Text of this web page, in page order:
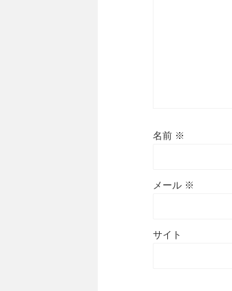
名前 ※
メール ※
サイト